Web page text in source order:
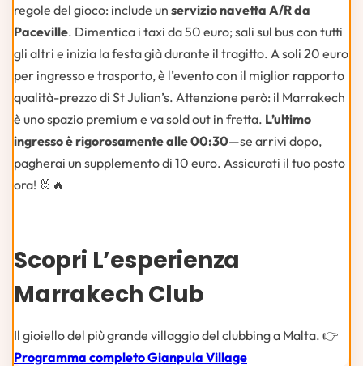
regole del gioco: include un servizio navetta A/R da
Paceville. Dimentica i taxi da 50 euro; sali sul bus con tutti
gli altri e inizia la festa già durante il tragitto. A soli 20 euro
per ingresso e trasporto, è l’evento con il miglior rapporto
qualità-prezzo di St Julian’s. Attenzione però: il Marrakech
è uno spazio premium e va sold out in fretta. L’ultimo
ingresso è rigorosamente alle 00:30—se arrivi dopo,
pagherai un supplemento di 10 euro. Assicurati il tuo posto
ora! 🐰🔥
Scopri L’esperienza
Marrakech Club
Il gioiello del più grande villaggio del clubbing a Malta. 👉
Programma completo Gianpula Village